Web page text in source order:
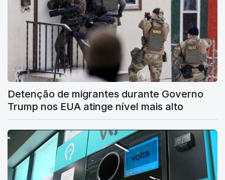
Detenção de migrantes durante Governo
Trump nos EUA atinge nível mais alto